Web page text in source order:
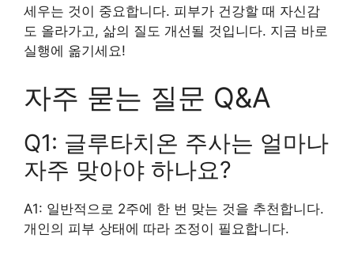
세우는 것이 중요합니다. 피부가 건강할 때 자신감
도 올라가고, 삶의 질도 개선될 것입니다. 지금 바로
실행에 옮기세요!
자주 묻는 질문 Q&A
Q1: 글루타치온 주사는 얼마나
자주 맞아야 하나요?
A1: 일반적으로 2주에 한 번 맞는 것을 추천합니다.
개인의 피부 상태에 따라 조정이 필요합니다.